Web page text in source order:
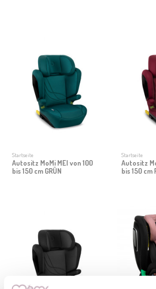
Startseite
Autositz MoMi MEI von 100
bis 150 cm GRÜN
Startseite
Autositz
bis 150 cm